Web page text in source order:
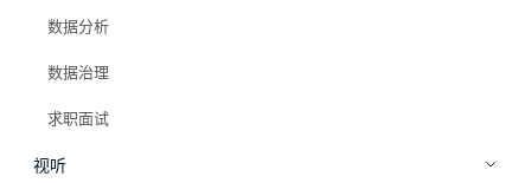
数据分析
数据治理
求职面试
视听
小宇宙收听